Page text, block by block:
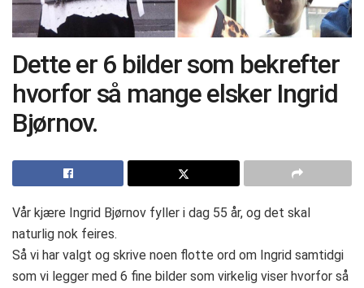
Dette er 6 bilder som bekrefter
hvorfor så mange elsker Ingrid
Bjørnov.
Vår kjære Ingrid Bjørnov fyller i dag 55 år, og det skal
naturlig nok feires.
Så vi har valgt og skrive noen flotte ord om Ingrid samtidgi
som vi legger med 6 fine bilder som virkelig viser hvorfor så